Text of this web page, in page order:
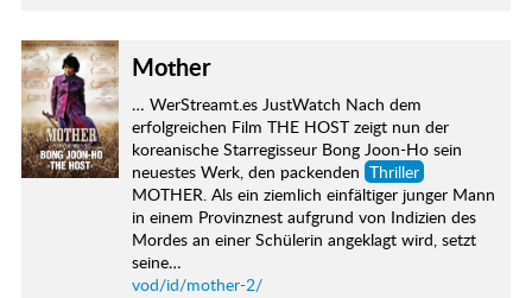
Mother
… WerStreamt.es JustWatch Nach dem
erfolgreichen Film THE HOST zeigt nun der
koreanische Starregisseur Bong Joon-Ho sein
neuestes Werk, den packenden Thriller
MOTHER. Als ein ziemlich einfältiger junger Mann
in einem Provinznest aufgrund von Indizien des
Mordes an einer Schülerin angeklagt wird, setzt
seine…
vod/id/mother-2/